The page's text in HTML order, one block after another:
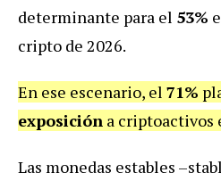
determinante para el 53%
cripto de 2026.
En ese escenario, el 71%
exposición a criptoactivos
Las monedas estables